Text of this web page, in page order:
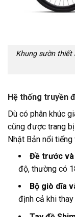
Khung sườn thiết
Hệ thống truyền
Dù có phân khúc
cũng được trang
Nhật Bản nổi
Đề trước và
độ, thường có
Bộ giò dĩa
định cả khi